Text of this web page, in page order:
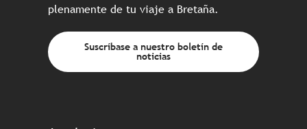
plenamente de tu viaje a Bretaña.
Suscríbase a nuestro boletín de
noticias